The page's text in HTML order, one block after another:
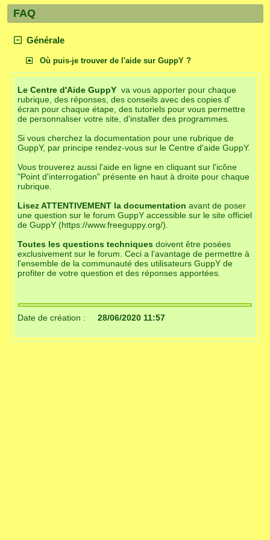
FAQ
Générale
Où puis-je trouver de l'aide sur GuppY ?
Le Centre d'Aide GuppY va vous apporter pour chaque
rubrique, des réponses, des conseils avec des copies d'
écran pour chaque étape, des tutoriels pour vous permettre
de personnaliser votre site, d'installer des programmes.
Si vous cherchez la documentation pour une rubrique de
GuppY, par principe rendez-vous sur le Centre d'aide GuppY.
Vous trouverez aussi l'aide en ligne en cliquant sur l'icône
"Point d'interrogation" présente en haut à droite pour chaque
rubrique.
Lisez ATTENTIVEMENT la documentation avant de poser
une question sur le forum GuppY accessible sur le site officiel
de GuppY (https://www.freeguppy.org/).
Toutes les questions techniquesdoivent être posées
exclusivement sur le forum. Ceci a l'avantage de permettre à
l'ensemble de la communauté des utilisateurs GuppY de
profiter de votre question et des réponses apportées.
Date de création : 28/06/2020 11:57